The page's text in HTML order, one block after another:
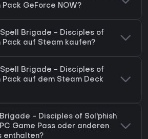
Pack GeForce NOW?
Spell Brigade - Disciples of
Pack auf Steam kaufen?
Spell Brigade - Disciples of
Pack auf dem Steam Deck
Brigade - Disciples of Sol'phish
Game Pass oder anderen
enthalten?